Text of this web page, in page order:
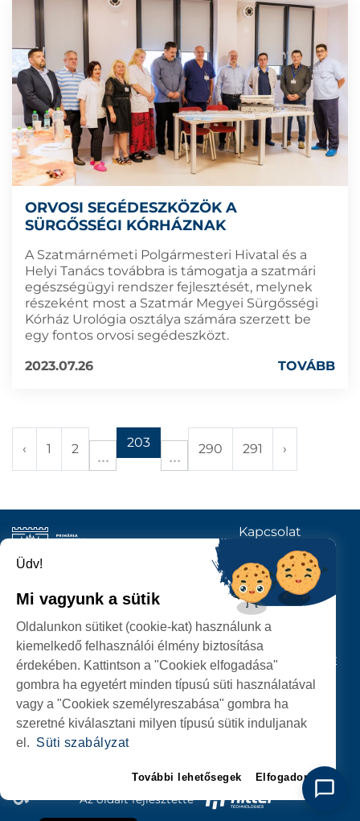
ORVOSI SEGÉDESZKÖZÖK A
SÜRGŐSSÉGI KÓRHÁZNAK
A Szatmárnémeti Polgármesteri Hivatal és a
Helyi Tanács továbbra is támogatja a szatmári
egészségügyi rendszer fejlesztését, melynek
részeként most a Szatmár Megyei Sürgősségi
Kórház Urológia osztálya számára szerzett be
egy fontos orvosi segédeszközt.
2023.07.26
TOVÁBB
‹ 1 2 203 290 291 ›
SZEMÉLYES ADATOK VÉDELME
Az oldalt fejlesztette
SZATMÁRNÉMETI
POLGÁRMESTERI HIVATAL
P-ȚA 25 OCTOMBRIE, NR. 1 CORP M, 440026 SATU MARE
Kapcsolat
KÖVESSENEK
Üdv!
Mi vagyunk a sütik
Oldalunkon sütiket (cookie-kat) használunk a
kiemelkedő felhasználói élmény biztosítása
érdekében. Kattintson a "Cookiek elfogadása"
gombra ha egyetért minden típusú süti használatával
vagy a "Cookiek személyreszabása" gombra ha
szeretné kiválasztani milyen típusú sütik induljanak
el. Süti szabályzat
További lehetősegek Elfogadom